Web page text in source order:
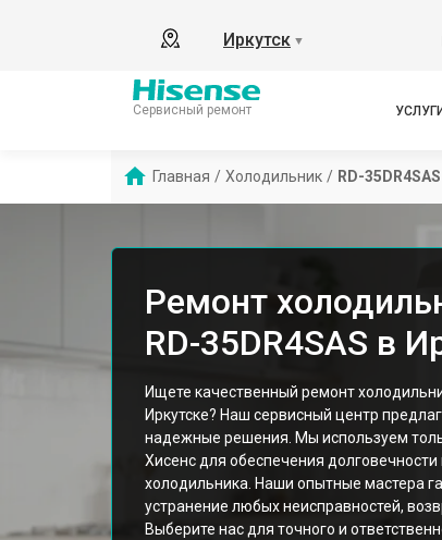
Иркутск ▼
Сервисный ремонт
Главная / Холодильник / RD-35DR4SAS
Ремонт
RD-35DR4SAS в
Ищете качественный ремонт
Иркутске? Наш сервисный центр
надежные решения. Мы используем
Хисенс для обеспечения
холодильника. Наши опытные мастера
устранение любых неисправностей,
Выберите нас для точного и